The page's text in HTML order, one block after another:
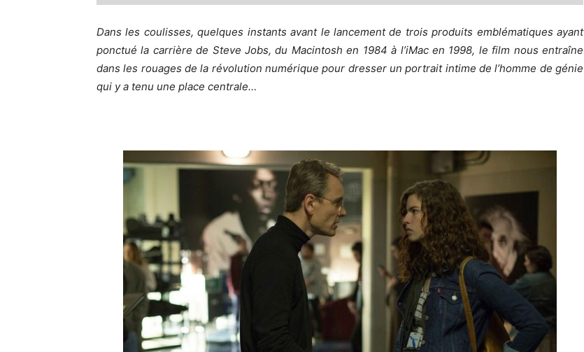
Dans les coulisses, quelques instants avant le lancement de trois produits emblématiques ayant
ponctué la carrière de Steve Jobs, du Macintosh en 1984 à l’iMac en 1998, le film nous entraîne
dans les rouages de la révolution numérique pour dresser un portrait intime de l’homme de génie
qui y a tenu une place centrale…